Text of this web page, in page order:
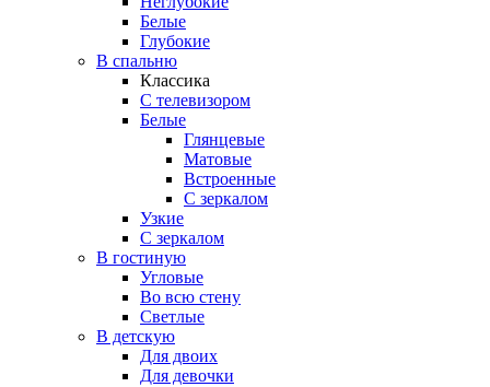
Белые
Глубокие
В спальню
Классика
C телевизором
Белые
Глянцевые
Матовые
Встроенные
С зеркалом
Узкие
С зеркалом
В гостиную
Угловые
Во всю стену
Светлые
В детскую
Для двоих
Для девочки